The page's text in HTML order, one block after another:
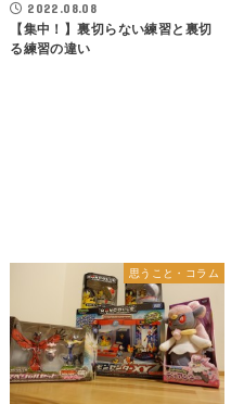
2022.08.08
【集中！】裏切らない練習と裏切
る練習の違い
思うこと・コラム